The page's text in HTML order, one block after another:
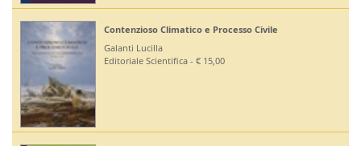
Contenzioso Climatico e Processo Civile
Galanti Lucilla
Editoriale Scientifica - € 15,00